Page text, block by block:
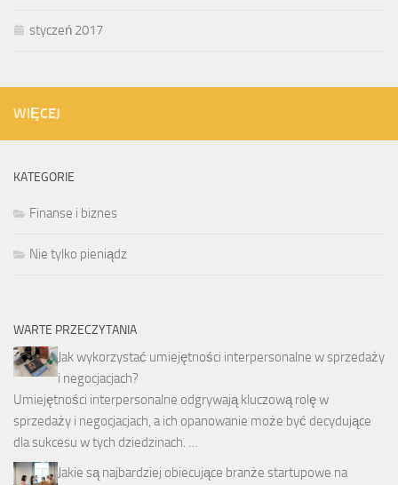
styczeń 2017
WIĘCEJ
KATEGORIE
Finanse i biznes
Nie tylko pieniądz
WARTE PRZECZYTANIA
Jak wykorzystać umiejętności interpersonalne w sprzedaży
i negocjacjach?
Umiejętności interpersonalne odgrywają kluczową rolę w
sprzedaży i negocjacjach, a ich opanowanie może być decydujące
dla sukcesu w tych dziedzinach. …
Jakie są najbardziej obiecujące branże startupowe na